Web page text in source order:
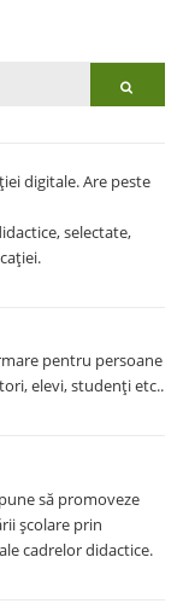
digitale. Are peste
selectate,
pentru persoane
elevi, studenți etc..
să promoveze
şcolare prin
cadrelor didactice.